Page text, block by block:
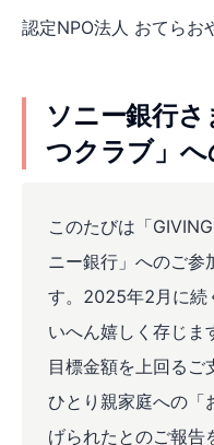
認定NPO法人 おてらお
ソニー銀行
つクラブ」へ
このたびは「
ニー銀行」へのご参
す。2025年2月に続
いへん嬉しく存じま
目標金額を上回る
ひとり親家庭への「
げられたとのご報告